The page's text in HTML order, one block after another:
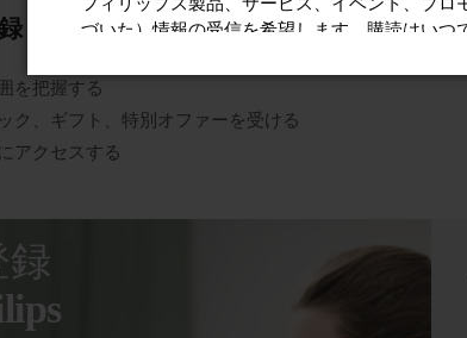
を把握する
ク、ギフト、特別オファーを受ける
アクセスする
録